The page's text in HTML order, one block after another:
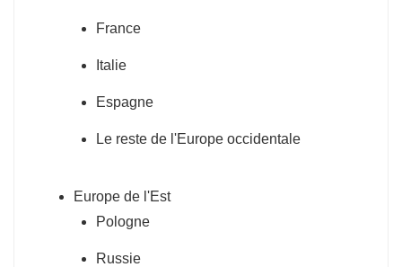
France
Italie
Espagne
Le reste de l'Europe occidentale
Europe de l'Est
Pologne
Russie